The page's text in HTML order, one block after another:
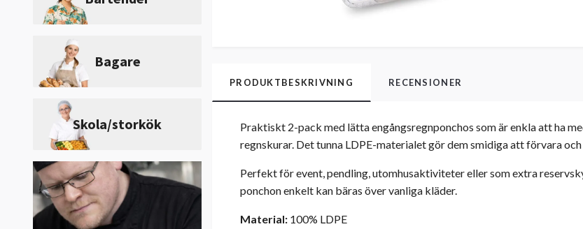
Bagare
Skola/storkök
PRODUKTBESKRIVNING RECENSIONER
Praktiskt 2-pack med lätta engångsregnponchos som är enkla att ha
regnskurar. Det tunna LDPE-materialet gör dem smidiga att förvara
Perfekt för event, pendling, utomhusaktiviteter eller som extra
ponchon enkelt kan bäras över vanliga kläder.
Material: 100% LDPE